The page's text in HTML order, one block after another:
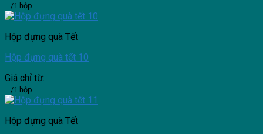
/1 hộp
Hộp đựng quà Tết
Hộp đựng quà tết 10
Giá chỉ từ:
/1 hộp
Hộp đựng quà Tết